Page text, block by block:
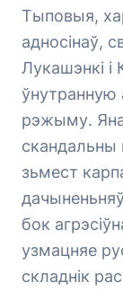
Тыповыя,
адносінаў,
Лукашэнкі і
ўнутранную
рэжыму.
скандальны
зьмест
бок
узмацняе
складнік